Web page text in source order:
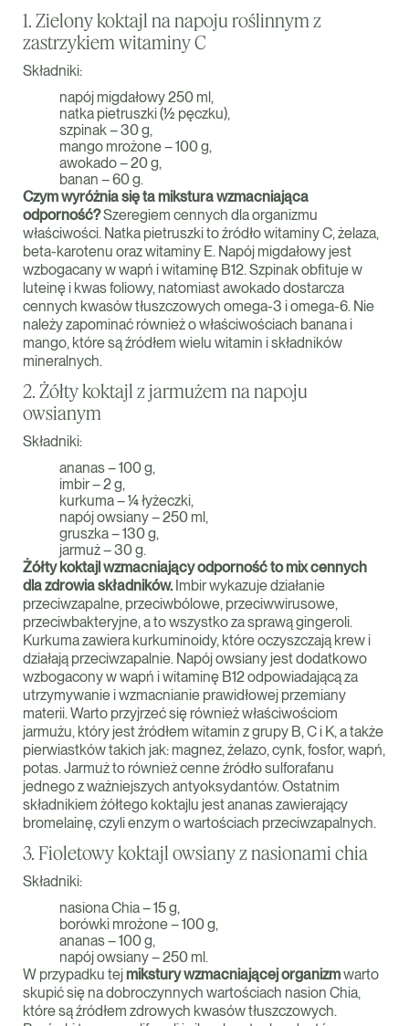
1. Zielony koktajl na napoju roślinnym z
zastrzykiem witaminy C
Składniki:
napój migdałowy 250 ml,
natka pietruszki (½ pęczku),
szpinak – 30 g,
mango mrożone – 100 g,
awokado – 20 g,
banan – 60 g.
Czym wyróżnia się ta mikstura wzmacniająca
odporność?Szeregiem cennych dla organizmu
właściwości. Natka pietruszki to źródło witaminy C, żelaza,
beta-karotenu oraz witaminy E. Napój migdałowy jest
wzbogacany w wapń i witaminę B12. Szpinak obfituje w
luteinę i kwas foliowy, natomiast awokado dostarcza
cennych kwasów tłuszczowych omega-3 i omega-6. Nie
należy zapominać również o właściwościach banana i
mango, które są źródłem wielu witamin i składników
mineralnych.
2. Żółty koktajl z jarmużem na napoju
owsianym
Składniki:
ananas – 100 g,
imbir – 2 g,
kurkuma – ¼ łyżeczki,
napój owsiany – 250 ml,
gruszka – 130 g,
jarmuż – 30 g.
Żółty koktajl wzmacniający odporność to mix cennych
dla zdrowia składników. Imbir wykazuje działanie
przeciwzapalne, przeciwbólowe, przeciwwirusowe,
przeciwbakteryjne, a to wszystko za sprawą gingeroli.
Kurkuma zawiera kurkuminoidy, które oczyszczają krew i
działają przeciwzapalnie. Napój owsiany jest dodatkowo
wzbogacony w wapń i witaminę B12 odpowiadającą za
utrzymywanie i wzmacnianie prawidłowej przemiany
materii. Warto przyjrzeć się również właściwościom
jarmużu, który jest źródłem witamin z grupy B, C i K, a także
pierwiastków takich jak: magnez, żelazo, cynk, fosfor, wapń,
potas. Jarmuż to również cenne źródło sulforafanu
jednego z ważniejszych antyoksydantów. Ostatnim
składnikiem żółtego koktajlu jest ananas zawierający
bromelainę, czyli enzym o wartościach przeciwzapalnych.
3. Fioletowy koktajl owsiany z nasionami chia
Składniki:
nasiona Chia – 15 g,
borówki mrożone – 100 g,
ananas – 100 g,
napój owsiany – 250 ml.
W przypadku tej mikstury wzmacniającej organizmwarto
skupić się na dobroczynnych wartościach nasion Chia,
które są źródłem zdrowych kwasów tłuszczowych.